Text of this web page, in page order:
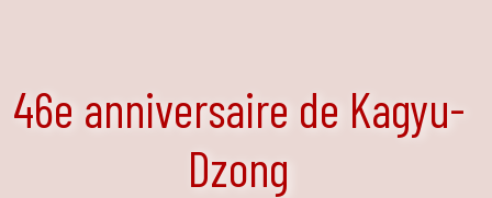
46e anniversaire de Kagyu-
Dzong